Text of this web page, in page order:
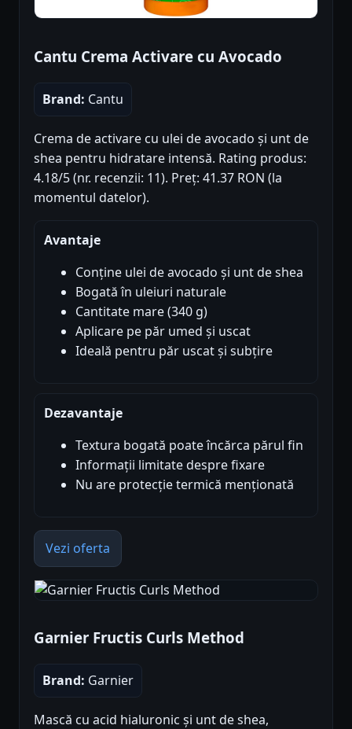
Cantu Crema Activare cu Avocado
Brand: Cantu
Crema de activare cu ulei de avocado și unt de
shea pentru hidratare intensă. Rating produs:
4.18/5 (nr. recenzii: 11). Preț: 41.37 RON (la
momentul datelor).
Avantaje
Conține ulei de avocado și unt de shea
Bogată în uleiuri naturale
Cantitate mare (340 g)
Aplicare pe păr umed și uscat
Ideală pentru păr uscat și subțire
Dezavantaje
Textura bogată poate încărca părul fin
Informații limitate despre fixare
Nu are protecție termică menționată
Vezi oferta
Garnier Fructis Curls Method
Brand: Garnier
Mască cu acid hialuronic și unt de shea,